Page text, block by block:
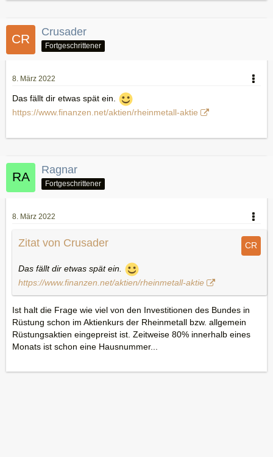
Crusader
Fortgeschrittener
8. März 2022
Das fällt dir etwas spät ein.
https://www.finanzen.net/aktien/rheinmetall-aktie
Ragnar
Fortgeschrittener
8. März 2022
Zitat von Crusader
Das fällt dir etwas spät ein.
https://www.finanzen.net/aktien/rheinmetall-aktie
Ist halt die Frage wie viel von den Investitionen des Bundes in
Rüstung schon im Aktienkurs der Rheinmetall bzw. allgemein
Rüstungsaktien eingepreist ist. Zeitweise 80% innerhalb eines
Monats ist schon eine Hausnummer...